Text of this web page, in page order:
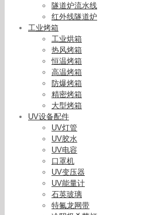
隧道炉流水线
红外线隧道炉
工业烤箱
工业烘箱
热风烤箱
恒温烤箱
高温烤箱
防爆烤箱
精密烤箱
大型烤箱
UV设备配件
UV灯管
UV胶水
UV电容
口罩机
UV变压器
UV能量计
石英玻璃
特氟龙网带
厂家直销/铅笔UV固化机/